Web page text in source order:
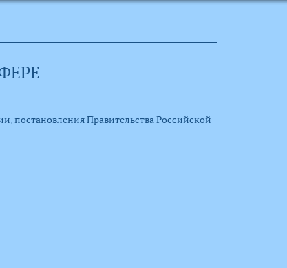
постановления Правительства Российской